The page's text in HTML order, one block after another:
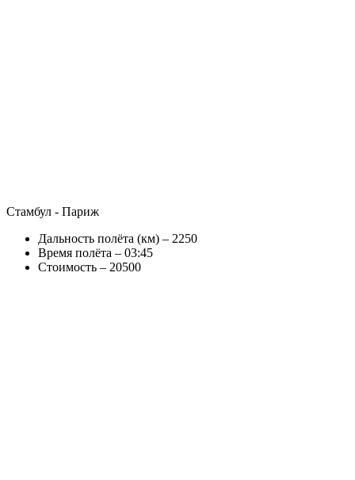
Стамбул - Париж
Дальность полёта (км) – 2250
Время полёта – 03:45
Стоимость – 20500